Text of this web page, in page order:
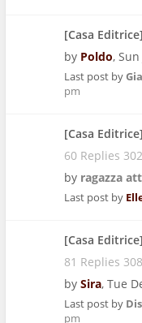
[Casa
by Poldo, Sun
Last post by
pm
[Casa
60 Replies
by ragazza
Last post by
[Casa
81 Replies
by Sira, Tue
Last post by
pm